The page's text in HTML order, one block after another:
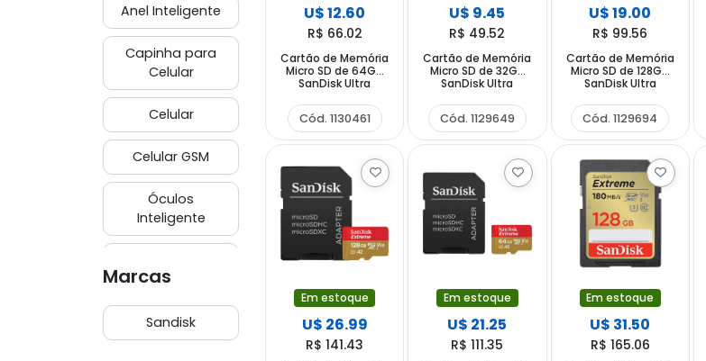
Anel Inteligente
Capinha para
Celular
Celular
Celular GSM
Óculos
Inteligente
Smartwatch &
Smartband
Marcas
Sandisk
U$ 12.60
R$ 66.02
Cartão de Memória
Micro SD de 64GB
SanDisk Ultra
GN3MA - Branco
Cinza
Cód. 1130461
U$ 9.45
R$ 49.52
Cartão de Memória
Micro SD de 32GB
SanDisk Ultra
GN3MA - Branco
Cinza
Cód. 1129649
U$ 19.00
R$ 99.56
Cartão de Memória
Micro SD de 128GB
SanDisk Ultra
GN3MA - Branco
Cinza
Cód. 1129694
Em estoque
U$ 26.99
R$ 141.43
Em estoque
U$ 21.25
R$ 111.35
Em estoque
U$ 31.50
R$ 165.06